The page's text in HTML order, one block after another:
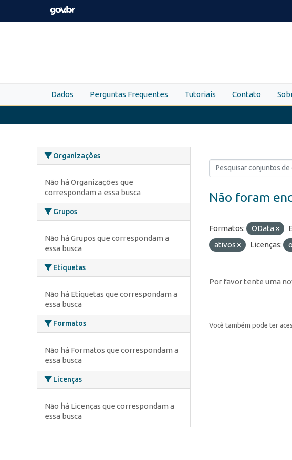
Skip to main content
Dados Perguntas Frequentes Tutoriais Contato
Organizações
Não há Organizações que
correspondam a essa busca
Grupos
Não há Grupos que correspondam a
essa busca
Etiquetas
Não há Etiquetas que correspondam a
essa busca
Formatos
Não há Formatos que correspondam a
essa busca
Licenças
Não há Licenças que correspondam a
essa busca
Não foram
Formatos: OData
ativos
Licenças:
Por favor tente uma
Você também pode ter